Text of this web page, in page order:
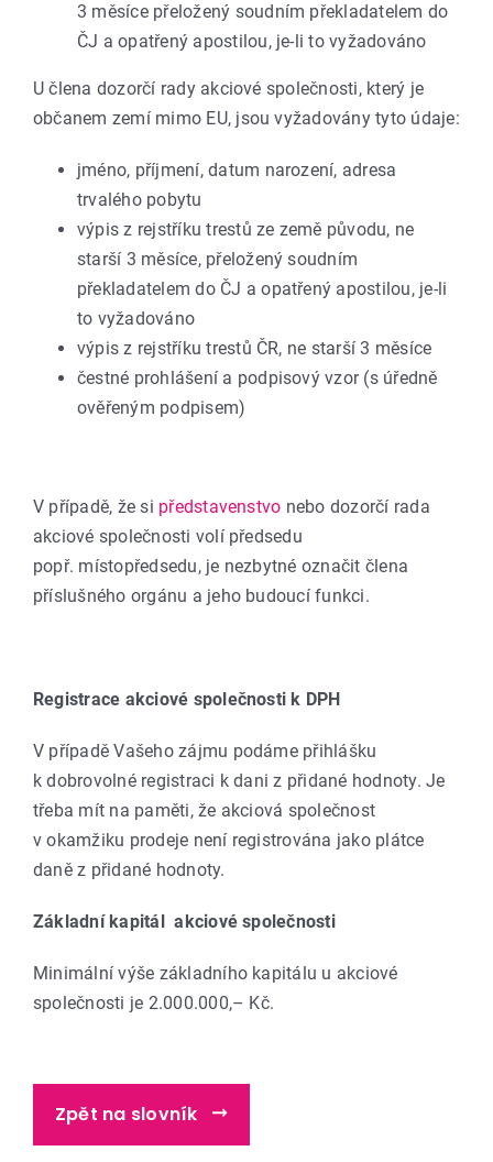
3 měsíce přeložený soudním překladatelem do
ČJ a opatřený apostilou, je-li to vyžadováno
U člena dozorčí rady akciové společnosti, který je
občanem zemí mimo EU, jsou vyžadovány tyto údaje:
jméno, příjmení, datum narození, adresa
trvalého pobytu
výpis z rejstříku trestů ze země původu, ne
starší 3 měsíce, přeložený soudním
překladatelem do ČJ a opatřený apostilou, je-li
to vyžadováno
výpis z rejstříku trestů ČR, ne starší 3 měsíce
čestné prohlášení a podpisový vzor (s úředně
ověřeným podpisem)
V případě, že si představenstvo nebo dozorčí rada
akciové společnosti volí předsedu
popř. místopředsedu, je nezbytné označit člena
příslušného orgánu a jeho budoucí funkci.
Registrace akciové společnosti k DPH
V případě Vašeho zájmu podáme přihlášku
k dobrovolné registraci k dani z přidané hodnoty. Je
třeba mít na paměti, že akciová společnost
v okamžiku prodeje není registrována jako plátce
daně z přidané hodnoty.
Základní kapitál akciové společnosti
Minimální výše základního kapitálu u akciové
společnosti je 2.000.000,– Kč.
Zpět na slovník